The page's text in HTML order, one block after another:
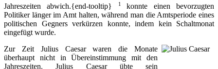
Jahreszeiten abwich.{end-tooltip}
1
konnte einen bevorzugten
Politiker länger im Amt halten, während man die Amtsperiode eines
politischen Gegners verkürzen konnte, indem kein Schaltmonat
eingefügt wurde.
Zur Zeit Julius Caesar waren die Monate
überhaupt nicht in Übereinstimmung mit den
Jahreszeiten. Julius Caesar übte sein